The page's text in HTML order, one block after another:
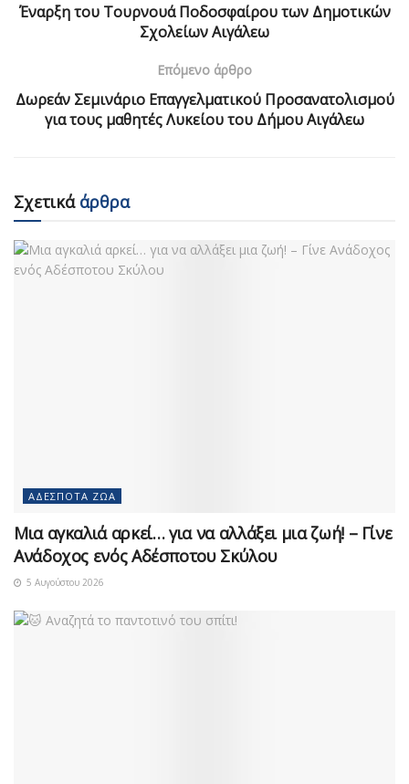
Έναρξη του Τουρνουά Ποδοσφαίρου των Δημοτικών
Σχολείων Αιγάλεω
Επόμενο άρθρο
Δωρεάν Σεμινάριο Επαγγελματικού Προσανατολισμού
για τους μαθητές Λυκείου του Δήμου Αιγάλεω
Σχετικάάρθρα
ΑΔΈΣΠΟΤΑ ΖΏΑ
Μια αγκαλιά αρκεί… για να αλλάξει μια ζωή! – Γίνε
Ανάδοχος ενός Αδέσποτου Σκύλου
5 Αυγούστου 2026